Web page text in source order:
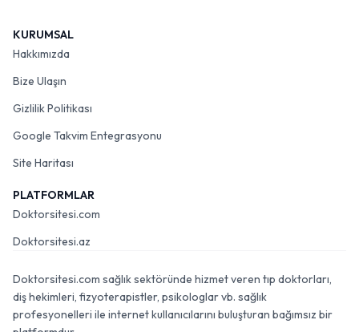
KURUMSAL
Hakkımızda
Bize Ulaşın
Gizlilik Politikası
Google Takvim Entegrasyonu
Site Haritası
PLATFORMLAR
Doktorsitesi.com
Doktorsitesi.az
Doktorsitesi.com sağlık sektöründe hizmet veren tıp doktorları,
diş hekimleri, fizyoterapistler, psikologlar vb. sağlık
profesyonelleri ile internet kullanıcılarını buluşturan bağımsız bir